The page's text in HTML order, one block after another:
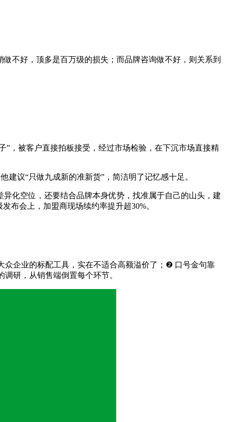
不好，顶多是百万级的损失；而品牌咨询做不好，则关系到
”，被客户直接拍板接受，经过市场检验，在下沉市场直接精
建议“只做九成新的准新货”，简洁明了记忆感十足。
化空位，还要结合品牌本身优势，找准属于自己的山头，建
布会上，加盟商现场续约率提升超30%。
企业的标配工具，实在不适合高额溢价了；❷ 口号金句靠
研，从销售端倒置每个环节。